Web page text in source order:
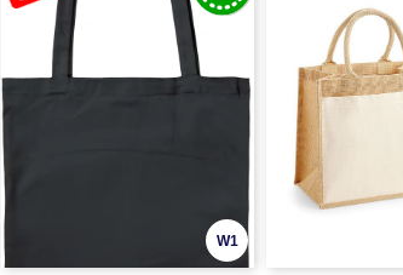
W1